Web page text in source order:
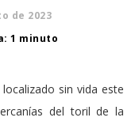
de 2023
1 minuto
sin vida este
del toril de la